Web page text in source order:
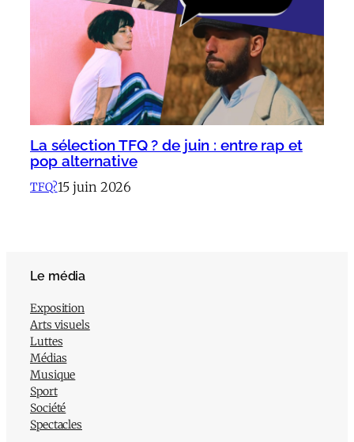
La sélection TFQ ? de juin : entre rap et
pop alternative
TFQ?15 juin 2026
Le média
Exposition
Arts visuels
Luttes
Médias
Musique
Sport
Société
Spectacles